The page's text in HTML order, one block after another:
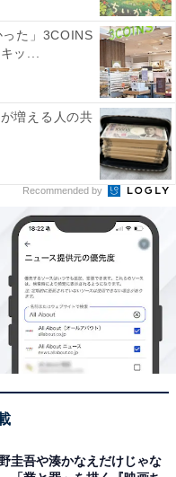
った」3COINS
ッ...
増える人の共
Recommended by
圭吾や湊かなえだけじゃな